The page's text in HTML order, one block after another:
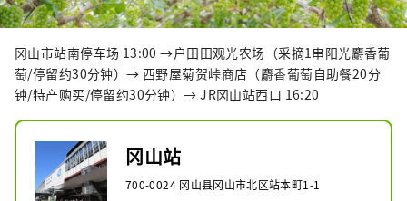
冈山市站南停车场 13:00 →户田田观光农场（采摘1串阳光麝香葡
萄/停留约30分钟）→ 西野屋菊贺峠商店（麝香葡萄自助餐20分
钟/特产购买/停留约30分钟）→ JR冈山站西口 16:20
冈山站
700-0024 冈山县冈山市北区站本町1-1